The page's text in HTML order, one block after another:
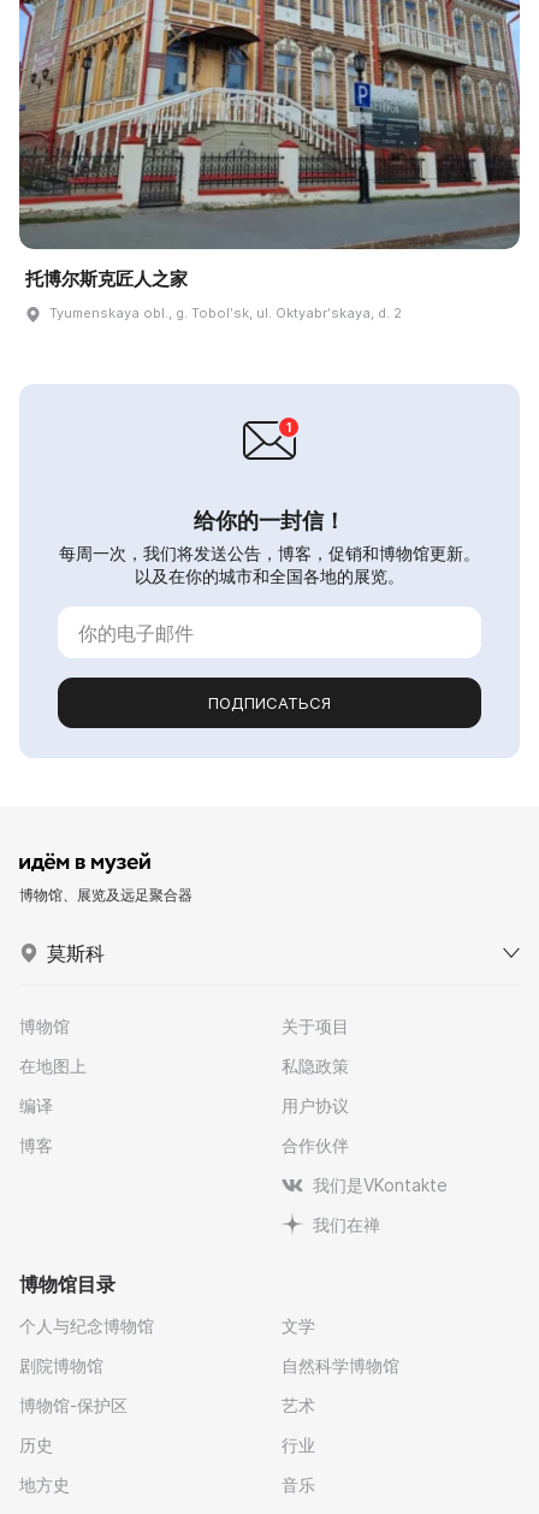
托博尔斯克匠人之家
Tyumenskaya obl., g. Tobolʹsk, ul. Oktyabrʹskaya, d. 2
给你的一封信！
每周一次，我们将发送公告，博客，促销和博物馆更新。
以及在你的城市和全国各地的展览。
ПОДПИСАТЬСЯ
博物馆、展览及远足聚合器
莫斯科
博物馆
在地图上
编译
博客
关于项目
私隐政策
用户协议
合作伙伴
我们是VKontakte
我们在禅
博物馆目录
个人与纪念博物馆
剧院博物馆
博物馆-保护区
历史
地方史
文学
自然科学博物馆
艺术
行业
音乐